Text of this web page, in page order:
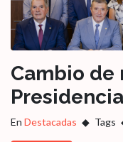
Cambio de
Presidencia
En Destacadas Tags